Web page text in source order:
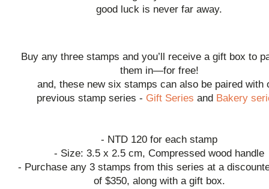
good luck is never far away.
Buy any three stamps and you’ll receive a gift box to
them in—for free!
and, these new six stamps can also be paired with
previous stamp series - Gift Series and Bakery
- NTD 120 for each stamp
- Size: 3.5 x 2.5 cm, Compressed wood handle
- Purchase any 3 stamps from this series at a
of $350, along with a gift box.